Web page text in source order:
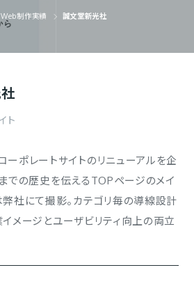
Web制作実績 誠文堂新光社
ト
ーポレートサイトのリニューアルを企
での歴史を伝えるTOPページのメイ
弊社にて撮影。カテゴリ毎の導線設計
イメージとユーザビリティ向上の両立